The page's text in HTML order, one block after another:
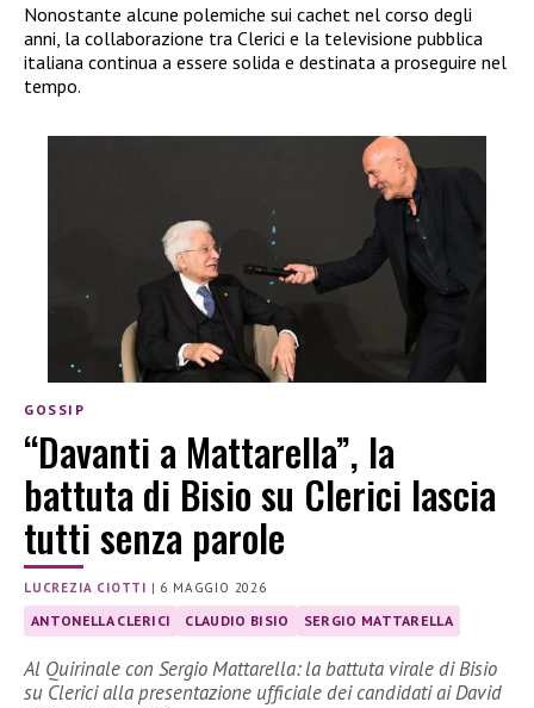
Nonostante alcune polemiche sui cachet nel corso degli
anni, la collaborazione tra Clerici e la televisione pubblica
italiana continua a essere solida e destinata a proseguire nel
tempo.
GOSSIP
“Davanti a Mattarella”, la
battuta di Bisio su Clerici lascia
tutti senza parole
LUCREZIA CIOTTI | 6 MAGGIO 2026
ANTONELLA CLERICI CLAUDIO BISIO SERGIO MATTARELLA
Al Quirinale con Sergio Mattarella: la battuta virale di Bisio
su Clerici alla presentazione ufficiale dei candidati ai David